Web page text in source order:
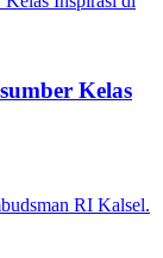
Kelas